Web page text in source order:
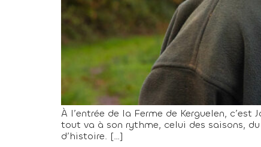
À l’entrée de la Ferme de Kerguelen,
tout va à son rythme, celui des saisons,
d’histoire. […]